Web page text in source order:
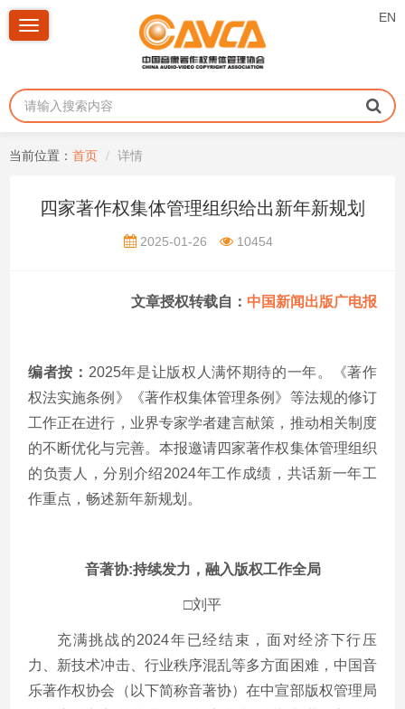
EN
Toggle
当前位置： 首页 详情
四家著作权集体管理组织给出新年新规划
2025-01-26 10454
文章授权转载自： 中国新闻出版广电报
编者按： 2025年是让版权人满怀期待的一年。《著作
权法实施条例》《著作权集体管理条例》等法规的修订
工作正在进行，业界专家学者建言献策，推动相关制度
的不断优化与完善。本报邀请四家著作权集体管理组织
的负责人，分别介绍2024年工作成绩，共话新一年工
作重点，畅述新年新规划。
音著协:持续发力，融入版权工作全局
□刘平
充满挑战的2024年已经结束，面对经济下行压
力、新技术冲击、行业秩序混乱等多方面困难，中国音
乐著作权协会（以下简称音著协）在中宣部版权管理局